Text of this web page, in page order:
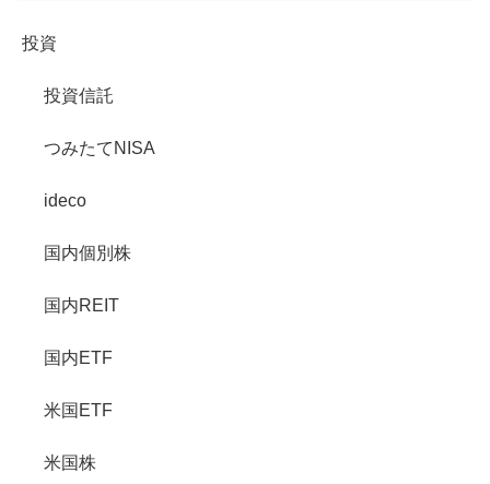
投資
投資信託
つみたてNISA
ideco
国内個別株
国内REIT
国内ETF
米国ETF
米国株